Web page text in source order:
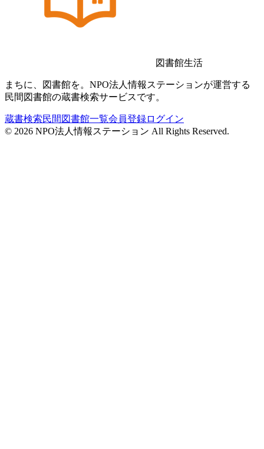
図書館生活
まちに、図書館を。NPO法人情報ステーションが運営する
民間図書館の蔵書検索サービスです。
蔵書検索民間図書館一覧会員登録ログイン
© 2026 NPO法人情報ステーション All Rights Reserved.